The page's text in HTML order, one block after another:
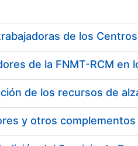
y otros complementos